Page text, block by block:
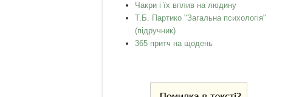
Чакри і їх вплив на людину
Т.Б. Партико "Загальна психологія"
(підручник)
365 притч на щодень